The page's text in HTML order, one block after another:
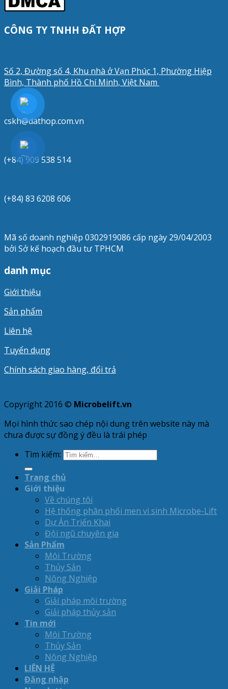
CÔNG TY TNHH ĐẤT HỢP
Số 2, Đường số 4, Khu nhà ở Vạn Phúc 1, Phường Hiệp
Bình, Thành phố Hồ Chí Minh, Việt Nam
cskh@dathop.com.vn
(+84) 909 538 514
(+84) 83 6208 606
Mã số doanh nghiệp 0302919086 cấp ngày 29/04/2003
bởi Sở kế hoạch đầu tư TPHCM
danh mục
Giới thiệu
Sản phẩm
Liên hệ
Tuyển dụng
Chính sách giao hàng, đổi trả
Copyright 2016 © Microbelift.vn
Mọi hình thức sao chép nội dung trên website này mà
chưa được sự đồng ý đều là trái phép
Tìm kiếm:
Trang chủ
Giới thiệu
Về chúng tôi
Hệ thống phân phối men vi sinh Microbe-Lift
Dự Án Triển Khai
Đội ngũ chuyên gia
Sản Phẩm
Môi Trường
Thủy Sản
Nông Nghiệp
Giải Pháp
Giải pháp môi trường
Giải pháp thủy sản
Tin mới
Môi Trường
Thủy Sản
Nông Nghiệp
LIÊN HỆ
Đăng nhập